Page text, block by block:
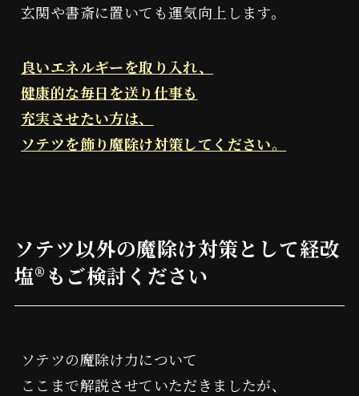
玄関や書斎に置いても運気向上します。
良いエネルギーを取り入れ、
健康的な毎日を送り仕事も
充実させたい方は、
ソテツを飾り魔除け対策してください。
ソテツ以外の魔除け対策として経改
塩®︎もご検討ください
ソテツの魔除け力について
ここまで解説させていただきましたが、